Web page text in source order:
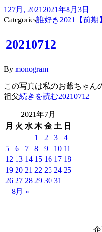
127月, 2021 2021年8月3日
Categories誰好き2021【前期】
20210712
By monogram
この写真は私のお爺ちゃん
祖父続きを読む20210712
2021年7月
月 火 水 木 金 土 日
1
2 3
4
5
6 7 8 9 10 11
12 13 14 15 16 17 18
19 20 21 22 23 24 25
26 27 28 29 30 31
8月 »
企